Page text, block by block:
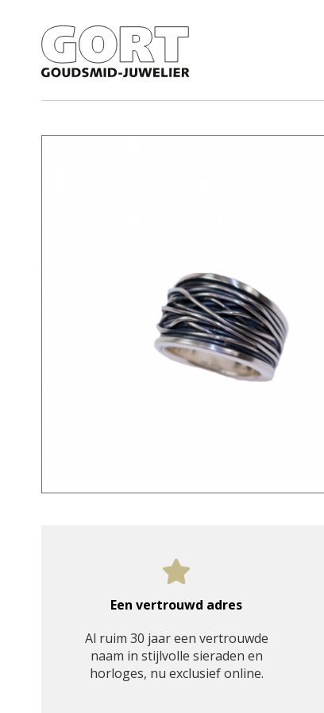
Een vertrouwd adres
Al ruim 30 jaar een vertrouwde
naam in stijlvolle sieraden en
horloges, nu exclusief online.